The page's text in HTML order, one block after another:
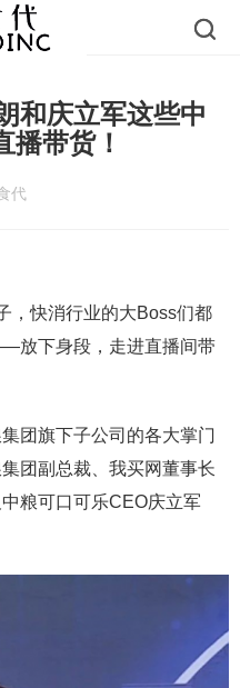
和庆立军这些中
播带货！
代
，快消行业的大Boss们都
放下身段，走进直播间带
团旗下子公司的各大掌门
团副总裁、我买网董事长
粮可口可乐CEO庆立军